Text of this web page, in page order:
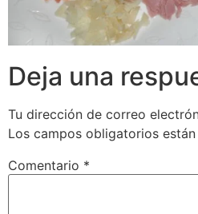
Deja una
Tu dirección de correo
Los campos obligatorios
Comentario *